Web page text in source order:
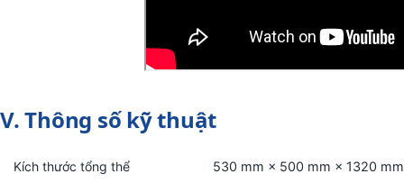
V. Thông số kỹ thuật
Kích thước tổng thể 530 mm × 500 mm × 1320 mm